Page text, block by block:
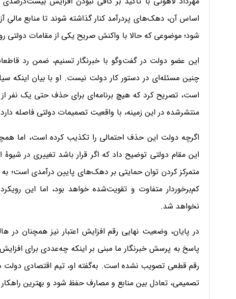
اساس آن، دهک‌های پردرآمد کنار گذاشته شوند تا منابع
شود؛ موضوعی که حالا با واکنش صریح یکی از مقامات دولتی
این عضو دولت در گفت‌وگو با خبرنگار تسنیم، ضمن رد
چنین مسئله‌ای در دستور کار دولت نیست. او با بیان اینکه
است، تصریح کرد که هیچ برنامه‌ای برای حذف حتی یک نفر از
منتشرشده در این زمینه، با واقعیت تصمیمات دولتی فاصله
اگرچه دولت این حذف احتمالی را تکذیب کرده است، اما
این مقام دولتی توضیح داد که اگر قرار باشد تغییری در شیوهٔ
متمرکز کردن توان حمایتی بر دهک‌های پایین درآمدی است؛
کم‌برخوردار متفاوت و تقویت‌شده خواهد بود، اما این
نخواهد شد.
در پایان، وضعیت نهایی رقم افزایش اعتبار نیز همچنان در
پاسخ به پرسش خبرنگار ما مبنی بر اینکه چه‌عددی برای
رقم قطعی تصویب نشده است. به‌گفته او، تیم اقتصادی دولت
تصمیمی، تعادل بین منابع و مصارف حفظ شود و بهترین